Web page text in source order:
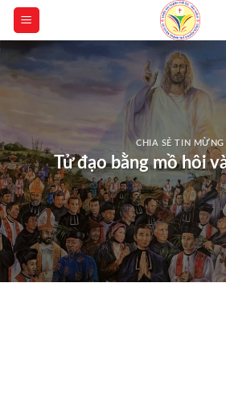
Skip
content
CHIA SẺ TIN MỪNG
Tử đạo bằng mồ hôi